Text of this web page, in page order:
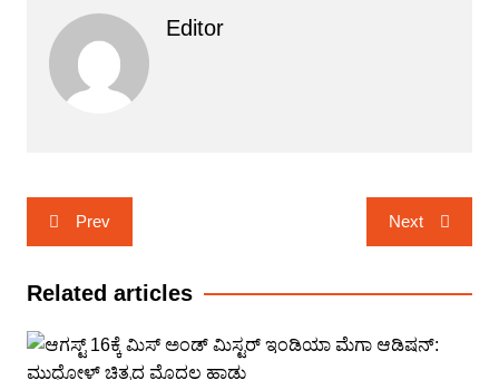
Editor
Post
navigation
Prev Next
Related articles